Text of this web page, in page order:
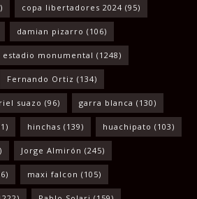
copa libertadores 2024 (95)
damian pizarro (106)
estadio monumental (1248)
Fernando Ortiz (134)
suazo (96) garra blanca (130)
hinchas (139) huachipato (103)
Jorge Almirón (245)
maxi falcon (105)